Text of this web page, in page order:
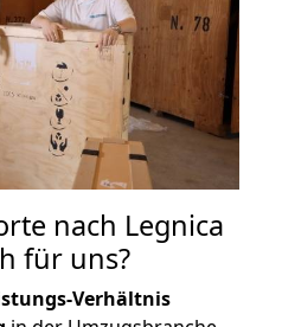
nach Legnica
für uns?
Verhältnis